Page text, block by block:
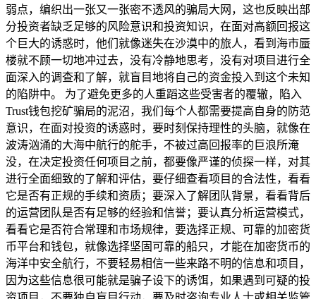
弱点，编织出一张又一张密不透风的骗局大网，这也反映出部
分投资者缺乏足够的风险意识和投资知识，在面对高额回报这
个巨大的诱惑时，他们就像迷失在沙漠中的旅人，看到海市蜃
楼就不顾一切地冲过去，没有冷静地思考，没有对项目进行全
面深入的调查和了解，就盲目地将自己的资金投入到这个未知
的陷阱中。 为了避免更多的人重蹈这些受害者的覆辙，陷入
Trust钱包挖矿骗局的泥沼，我们每个人都需要提高自身的防范
意识，在面对投资的诱惑时，要时刻保持理性的头脑，就像在
波涛汹涌的大海中航行的舵手，不被过高回报率的巨浪所淹
没，在决定投资任何项目之前，都要像严谨的侦探一样，对其
进行全面细致的了解和评估，要仔细查看项目的合法性，看看
它是否有正规的手续和资质；要深入了解团队背景，看看背后
的运营团队是否有足够的经验和信誉；要认真分析运营模式，
看看它是否符合常理和市场规律，要选择正规、可靠的加密货
币平台和钱包，就像选择坚固可靠的船只，才能在加密货币的
海洋中安全航行，不要轻易相信一些来路不明的信息和项目，
因为这些信息很可能就是骗子设下的诱饵，如果遇到可疑的投